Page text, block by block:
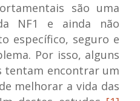
são uma
NF1 e ainda não
específico, seguro e
Por isso, alguns
tentam encontrar um
melhorar a vida das